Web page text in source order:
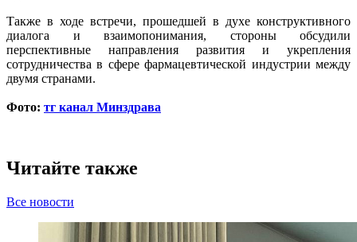
Также в ходе встречи, прошедшей в духе конструктивного
диалога и взаимопонимания, стороны обсудили
перспективные направления развития и укрепления
сотрудничества в сфере фармацевтической индустрии между
двумя странами.
Фото: тг канал Минздрава
Читайте также
Все новости